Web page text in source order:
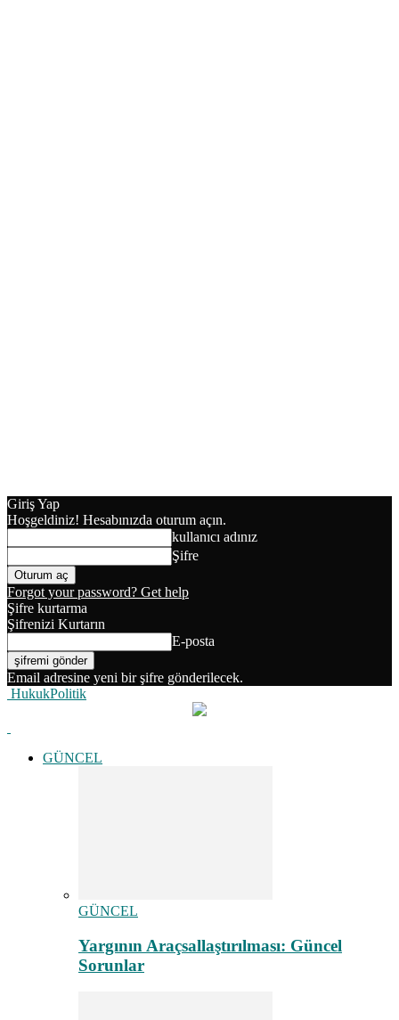
Giriş Yap
Hoşgeldiniz! Hesabınızda oturum açın.
kullanıcı adınız
Şifre
Forgot your password? Get help
Şifre kurtarma
Şifrenizi Kurtarın
E-posta
Email adresine yeni bir şifre gönderilecek.
HukukPolitik
GÜNCEL
GÜNCEL
Yargının Araçsallaştırılması: Güncel
Sorunlar